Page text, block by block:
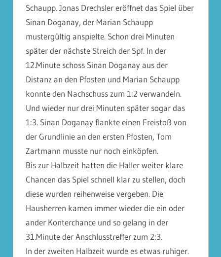
Schaupp. Jonas Drechsler eröffnet das Spiel über
Sinan Doganay, der Marian Schaupp
mustergültig anspielte. Schon drei Minuten
später der nächste Streich der Spf. In der
12.Minute schoss Sinan Doganay aus der
Distanz an den Pfosten und Marian Schaupp
konnte den Nachschuss zum 1:2 verwandeln.
Und wieder nur drei Minuten später sogar das
1:3. Sinan Doganay flankte einen Freistoß von
der Grundlinie an den ersten Pfosten, Tom
Zartmann musste nur noch einköpfen.
Bis zur Halbzeit hatten die Haller weiter klare
Chancen das Spiel schnell klar zu stellen, doch
diese wurden reihenweise vergeben. Die
Hausherren kamen immer wieder die ein oder
ander Konterchance und so gelang in der
31.Minute der Anschlusstreffer zum 2:3.
In der zweiten Halbzeit wurde es etwas ruhiger.